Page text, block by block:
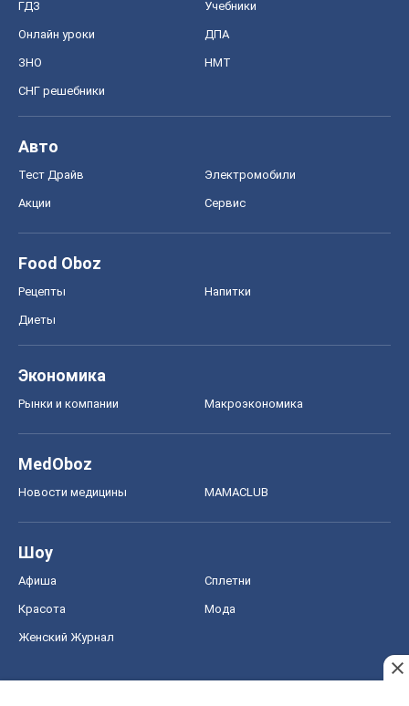
ГДЗ Учебники
Онлайн уроки ДПА
ЗНО НМТ
СНГ решебники
Авто
Тест Драйв Электромобили
Акции Сервис
Food Oboz
Рецепты Напитки
Диеты
Экономика
Рынки и компании Mакроэкономика
MedOboz
Новости медицины MAMACLUB
Шоу
Афиша Сплетни
Красота Мода
Женский Журнал